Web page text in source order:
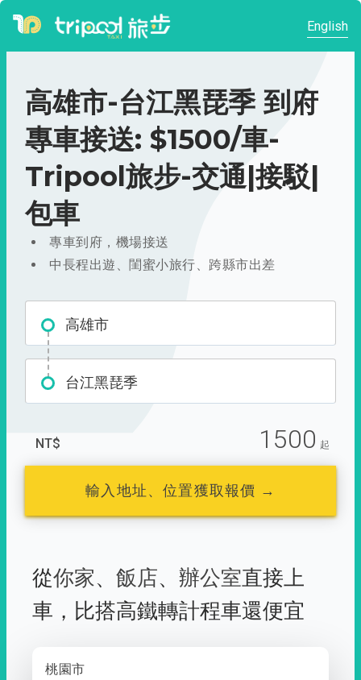
English
高雄市-台江黑琵季 到府
專車接送: $1500/車-
Tripool旅步-交通|接駁|
包車
專車到府，機場接送
中長程出遊、閨蜜小旅行、跨縣市出差
高雄市
台江黑琵季
NT$ 1500 起
輸入地址、位置獲取報價 →
從你家、 飯店、 辦公室直接上
車， 比搭高鐵轉計程車還便宜
桃園市